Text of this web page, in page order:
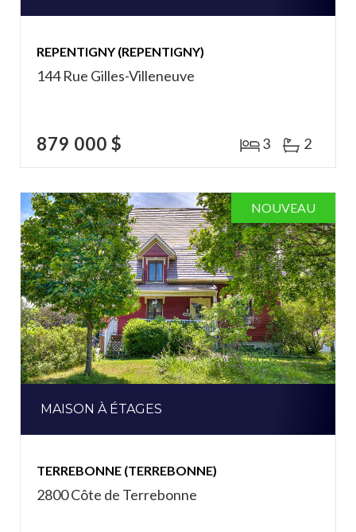
REPENTIGNY (REPENTIGNY)
144 Rue Gilles-Villeneuve
879 000 $ 3 2
NOUVEAU
MAISON À ÉTAGES
TERREBONNE (TERREBONNE)
2800 Côte de Terrebonne